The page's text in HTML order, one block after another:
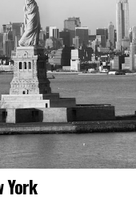
York